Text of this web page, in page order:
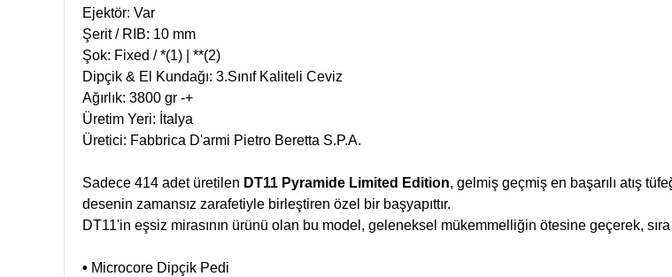
Ejektör: Var
Şerit / RIB: 10 mm
Şok: Fixed / *(1) | **(2)
Dipçik & El Kundağı: 3.Sınıf Kaliteli Ceviz
Ağırlık: 3800 gr -+
Üretim Yeri: İtalya
Üretici: Fabbrica D'armi Pietro Beretta S.P.A.
Sadece 414 adet üretilen DT11 Pyramide Limited Edition, gelmiş geçmiş en başarılı atış
desenin zamansız zarafetiyle birleştiren özel bir başyapıttır.
DT11'in eşsiz mirasının ürünü olan bu model, geleneksel mükemmelliğin ötesine geçerek,
• Microcore Dipçik Pedi